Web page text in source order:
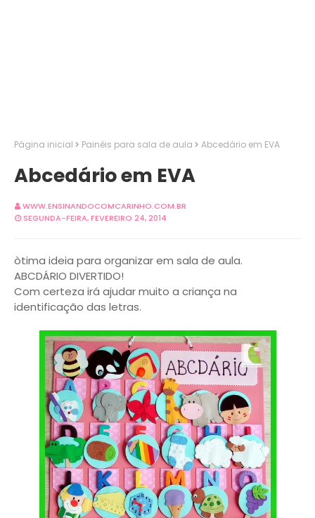
Página inicial Painéis para sala de aula Abcedário em EVA
Abcedário em EVA
WWW.ENSINANDOCOMCARINHO.COM.BR
SEGUNDA-FEIRA, FEVEREIRO 24, 2014
òtima ideia para organizar em sala de aula.
ABCDÁRIO DIVERTIDO!
Com certeza irá ajudar muito a criança na
identificação das letras.